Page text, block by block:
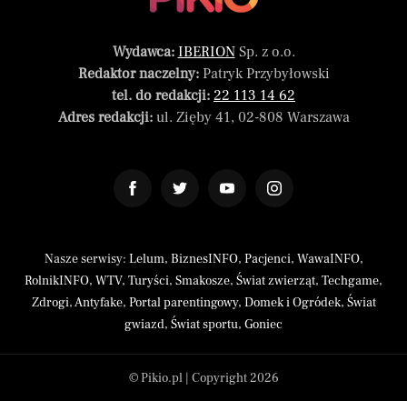
Wydawca: IBERIONSp. z o.o.
Redaktor naczelny:Patryk Przybyłowski
tel. do redakcji: 22 113 14 62
Adres redakcji:ul. Zięby 41, 02-808 Warszawa
Nasze serwisy: Lelum, BiznesINFO, Pacjenci, WawaINFO,
RolnikINFO, WTV, Turyści, Smakosze, Świat zwierząt, Techgame,
Zdrogi,Antyfake, Portal parentingowy, Domek i Ogródek, Świat
gwiazd, Świat sportu, Goniec
© Pikio.pl | Copyright 2026